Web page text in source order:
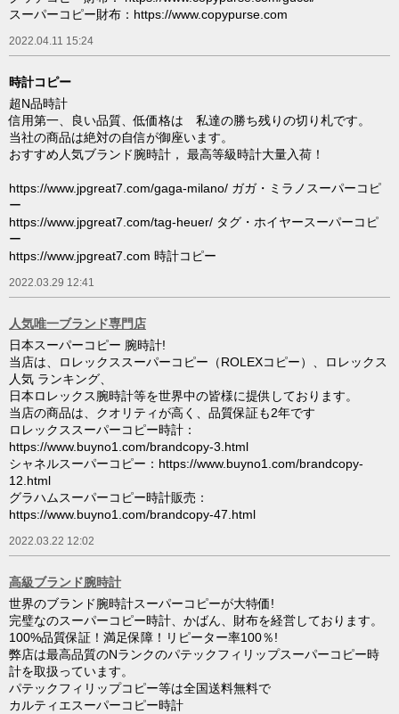
スーパーコピー財布：https://www.copypurse.com
2022.04.11 15:24
時計コピー
超N品時計
信用第一、良い品質、低価格は 私達の勝ち残りの切り札です。
当社の商品は絶対の自信が御座います。
おすすめ人気ブランド腕時計， 最高等級時計大量入荷！
https://www.jpgreat7.com/gaga-milano/ ガガ・ミラノスーパーコピ
ー
https://www.jpgreat7.com/tag-heuer/ タグ・ホイヤースーパーコピ
ー
https://www.jpgreat7.com 時計コピー
2022.03.29 12:41
人気唯一ブランド専門店
日本スーパーコピー 腕時計!
当店は、ロレックススーパーコピー（ROLEXコピー）、ロレックス
人気 ランキング、
日本ロレックス腕時計等を世界中の皆様に提供しております。
当店の商品は、クオリティが高く、品質保証も2年です
ロレックススーパーコピー時計：
https://www.buyno1.com/brandcopy-3.html
シャネルスーパーコピー：https://www.buyno1.com/brandcopy-
12.html
グラハムスーパーコピー時計販売：
https://www.buyno1.com/brandcopy-47.html
2022.03.22 12:02
高級ブランド腕時計
世界のブランド腕時計スーパーコピーが大特価!
完璧なのスーパーコピー時計、かばん、財布を経営しております。
100%品質保証！満足保障！リピーター率100％!
弊店は最高品質のNランクのパテックフィリップスーパーコピー時
計を取扱っています。
パテックフィリップコピー等は全国送料無料で
カルティエスーパーコピー時計